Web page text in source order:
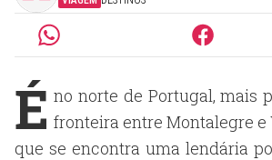
É no norte de Portugal, mais
fronteira entre Montalegre e
que se encontra uma lendária